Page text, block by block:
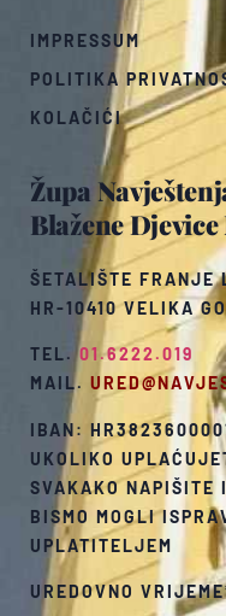
Župa
Blažene
ŠETALIŠTE FRANJE
HR-10410 VELIKA
TEL.01.6222.019
MAIL.
IBAN:
UKOLIKO
SVAKAKO NAPIŠITE
BISMO MOGLI
UPLATITELJEM
UREDOVNO
IMPRESSUM
POLITIKA
KOLAČIĆI